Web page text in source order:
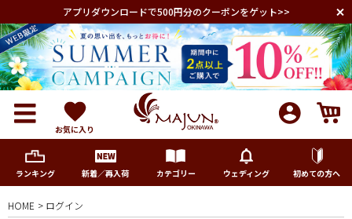
アプリダウンロードで500円分のクーポンをゲット>>
お気に入り
ランキング 新着／再入荷 カテゴリー ウェディング 初めての方へ
メンズ
HOME ログイン